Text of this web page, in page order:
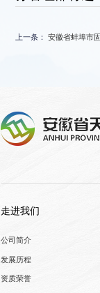
上一条： 安徽省蚌埠市
走进我们
公司简介
发展历程
资质荣誉